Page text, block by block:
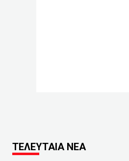
ΤΕΛΕΥΤΑΙΑ ΝΕΑ